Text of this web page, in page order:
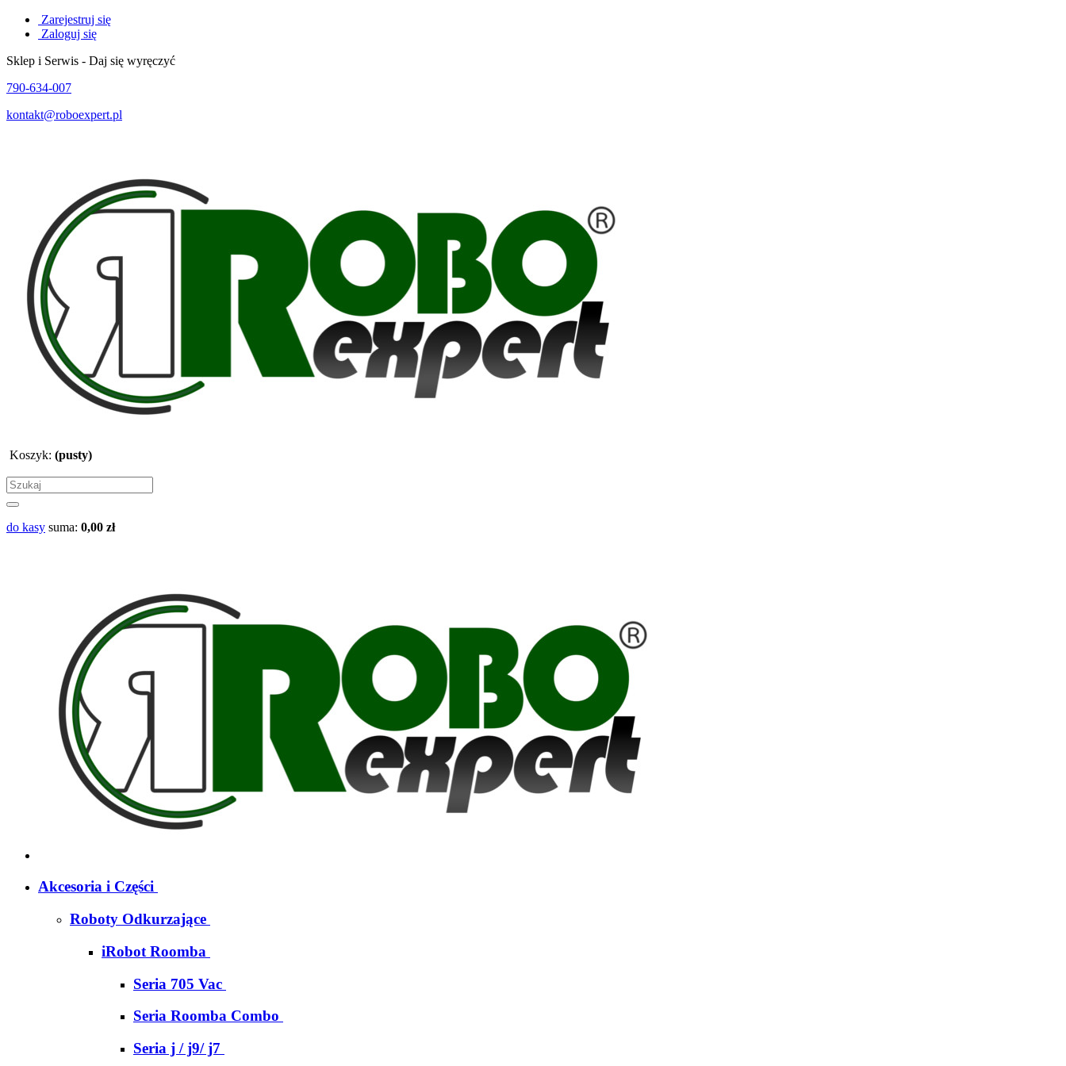
Zarejestruj się
Zaloguj się
Sklep i Serwis - Daj się wyręczyć
790-634-007
kontakt@roboexpert.pl
Koszyk: (pusty)
do kasy suma: 0,00 zł
Akcesoria i Części
Roboty Odkurzające
iRobot Roomba
Seria 705 Vac
Seria Roomba Combo
Seria j / j9/ j7